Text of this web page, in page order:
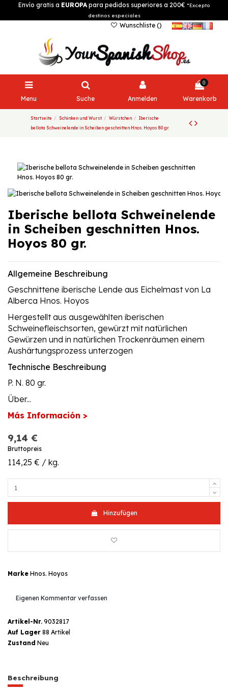
Envío gratis a EUROPApara pedidos superiores a 200€ *Excepto
destinos especiales
Wunschliste ()
Menu Suche Anmelden
0
Warenkorb
Startseite Schinken und Wurst Würstchen
Iberische
bellota Schweinelende in Scheiben geschnitten Hnos. Hoyos 80 gr.
Iberische bellota Schweinelende
in Scheiben geschnitten Hnos.
Hoyos 80 gr.
Allgemeine Beschreibung
Geschnittene iberische Lende aus Eichelmast von La
Alberca Hnos. Hoyos
Hergestellt aus ausgewählten iberischen
Schweinefleischsorten, gewürzt mit natürlichen
Gewürzen und in natürlichen Trockenräumen einem
Aushärtungsprozess unterzogen
Technische Beschreibung
P. N. 80 gr.
Über...
Más Información >
9,14 €
Bruttopreis
114,25 € / kg.
Hinzufügen
Marke Hnos. Hoyos
Eigenen Kommentar verfassen
Artikel-Nr. 9032817
Auf Lager 88 Artikel
Zustand Neu
Beschreibung